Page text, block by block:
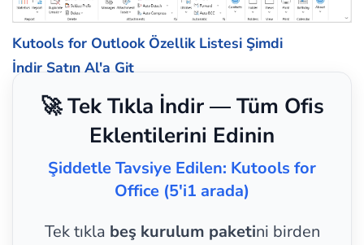
Kutools for Outlook Özellik Listesi Şimdi
İndir Satın Al'a Git
🚀 Tek Tıkla İndir — Tüm Ofis
Eklentilerini Edinin
Şiddetle Tavsiye Edilen: Kutools for
Office (5'i1 arada)
Tek tıkla beş kurulum paketini birden